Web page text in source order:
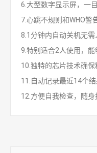
6.大型数字显示屏，一
7.心跳不规则和WHO警
8.1分钟内自动关机无需
9.特别适合2人使用，
10.独特的芯片技术确保
11.自动记录最近14个
12.方便自我检查，随身